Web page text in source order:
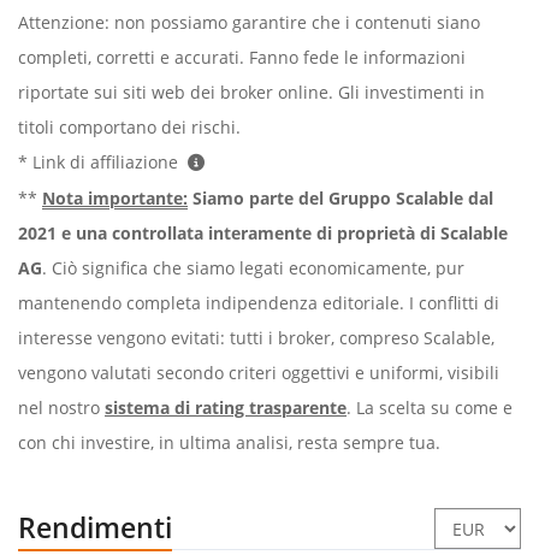
Attenzione: non possiamo garantire che i contenuti siano
completi, corretti e accurati. Fanno fede le informazioni
riportate sui siti web dei broker online. Gli investimenti in
titoli comportano dei rischi.
* Link di affiliazione
** Nota importante: Siamo parte del Gruppo Scalable dal
2021 e una controllata interamente di proprietà di Scalable
AG. Ciò significa che siamo legati economicamente, pur
mantenendo completa indipendenza editoriale. I conflitti di
interesse vengono evitati: tutti i broker, compreso Scalable,
vengono valutati secondo criteri oggettivi e uniformi, visibili
nel nostro sistema di rating trasparente. La scelta su come e
con chi investire, in ultima analisi, resta sempre tua.
Rendimenti